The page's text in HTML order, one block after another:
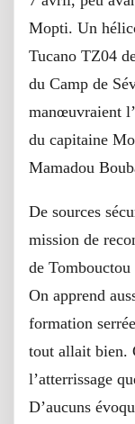
Mopti. Un
Tucano TZ04
du Camp de
manœuvraient
du capitaine
Mamadou
De sources
mission de
de
On apprend
formation
tout allait bien.
l’atterrissage
D’aucuns